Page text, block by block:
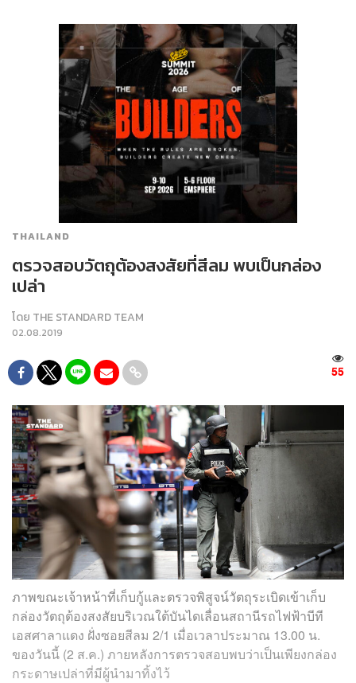
THAILAND
ตรวจสอบวัตถุต้องสงสัยที่สีลม พบเป็นกล่อง
เปล่า
โดย THE STANDARD TEAM
02.08.2019
55
ภาพขณะเจ้าหน้าที่เก็บกู้และตรวจพิสูจน์วัตถุระเบิดเข้าเก็บ
กล่องวัตถุต้องสงสัยบริเวณใต้บันไดเลื่อนสถานีรถไฟฟ้าบีที
เอสศาลาแดง ฝั่งซอยสีลม 2/1 เมื่อเวลาประมาณ 13.00 น.
ของวันนี้ (2 ส.ค.) ภายหลังการตรวจสอบพบว่าเป็นเพียงกล่อง
กระดาษเปล่าที่มีผู้นำมาทิ้งไว้